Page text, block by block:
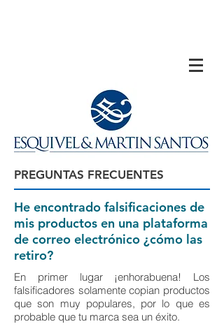
PREGUNTAS FRECUENTES
He encontrado falsificaciones de
mis productos en una plataforma
de correo electrónico ¿cómo las
retiro?
En primer lugar ¡enhorabuena! Los
falsificadores solamente copian productos
que son muy populares, por lo que es
probable que tu marca sea un éxito.